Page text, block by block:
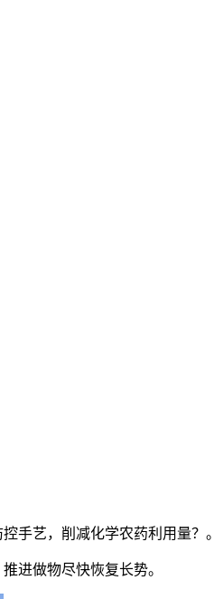
手艺，削减化学农药利用量？。
进做物尽快恢复长势。